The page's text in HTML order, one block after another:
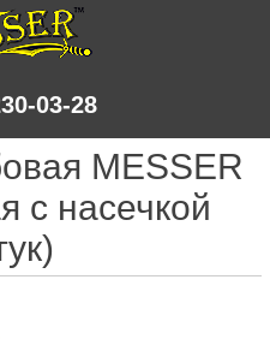
03-28
MESSER
с насечкой